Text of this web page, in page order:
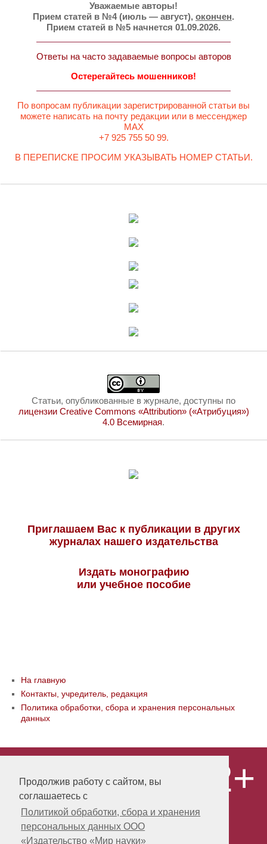
Продолжив работу с сайтом, вы
соглашаетесь с
Политикой обработки, сбора и хранения
персональных данных ООО
«Издательство «Мир науки»
Уважаемые авторы!
Прием статей в №4 (июль — август), окончен.
Прием статей в №5 начнется 01.09.2026.
Ответы на часто задаваемые вопросы авторов
Остерегайтесь мошенников!
По вопросам публикации зарегистрированной статьи вы
можете написать на почту редакции или в мессенджер
MAX
+7 925 755 50 99.
В ПЕРЕПИСКЕ ПРОСИМ УКАЗЫВАТЬ НОМЕР СТАТЬИ.
Статьи, опубликованные в журнале, доступны по
лицензии Creative Commons «Attribution» («Атрибуция»)
4.0 Всемирная.
Приглашаем Вас к публикации в других
журналах нашего издательства
Издать монографию
или учебное пособие
На главную
Контакты, учредитель, редакция
Политика обработки, сбора и хранения персональных
данных
«Publishing company «World of science»,
LLC Материалы, размещенные на сайте,
охраняются Законом о защите авторских
прав. Публикация любых материалов
этого сайта запрещена без
предварительного согласования с
издательством. Авторские права на
12+